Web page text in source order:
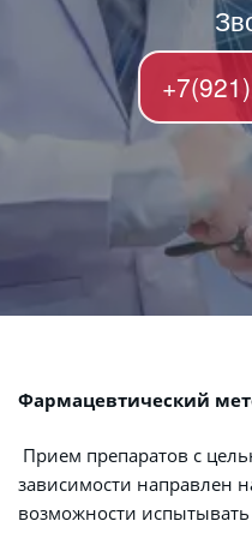
Фармацевтический
зависимости направлен
возможности